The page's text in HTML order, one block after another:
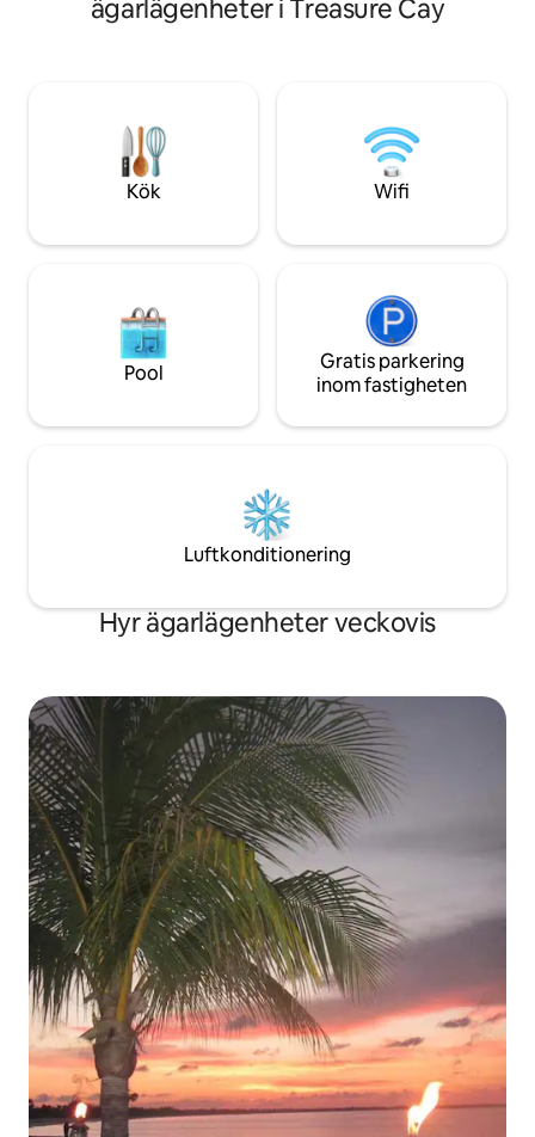
baksidan av fastigheten, som leder ut till
tvättstuga i boendet, TV, Wi-Fi och
reservström. Gästerna har också tillgång
till bryggan, den privata stranden,
paddelbrädor, cyklar och mycket mer.
ägarlägenheter i Treasure Cay
Kök Wifi
Pool
Gratis parkering
inom fastigheten
Luftkonditionering
Hyr ägarlägenheter veckovis